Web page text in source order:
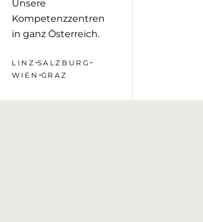
Unsere
Kompetenzzentren
in ganz Österreich.
LINZ SALZBURG
WIEN GRAZ